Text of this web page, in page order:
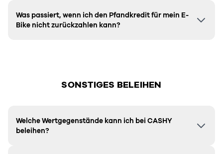
Was passiert, wenn ich den Pfandkredit für mein E-
Bike nicht zurückzahlen kann?
SONSTIGES BELEIHEN
Welche Wertgegenstände kann ich bei CASHY
beleihen?